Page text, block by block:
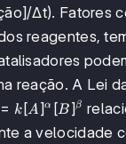
Δt). Fatores
reagentes,
reação. A Lei
= k[A]α [B]β
a velocidade